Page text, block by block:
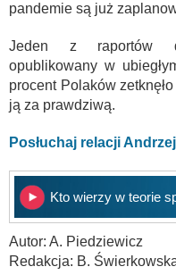
pandemie są już
Jeden z raportów
opublikowany w
procent Polaków
ją za prawdziwą.
Posłuchaj relacji
Kto wierzy w teorie
Autor: A. Piedziewicz
Redakcja: B.